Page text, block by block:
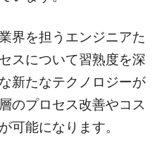
界を担うエンジニアた
スについて習熟度を深
新たなテクノロジーが
のプロセス改善やコス
可能になります。